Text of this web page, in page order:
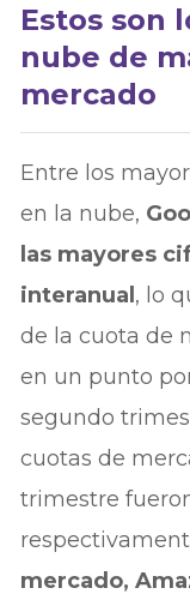
Estos son
nube de
mercado
Entre los
en la nube,
las mayores
interanual , lo
de la cuota de
en un punto
segundo
cuotas de
trimestre fueron
mercado,